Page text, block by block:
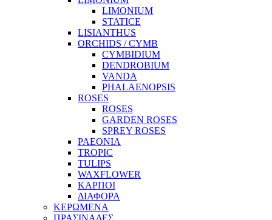
LIMONIUM
STATICE
LISIANTHUS
ORCHIDS / CYMB
CYMBIDIUM
DENDROBIUM
VANDA
PHALAENOPSIS
ROSES
ROSES
GARDEN ROSES
SPREY ROSES
PAEONIA
TROPIC
TULIPS
WAXFLOWER
ΚΑΡΠΟΙ
ΔΙΑΦΟΡΑ
ΚΕΡΩΜΕΝΑ